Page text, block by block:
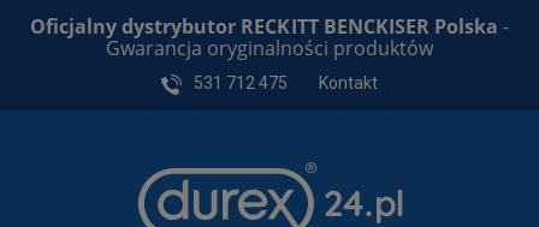
Oficjalny dystrybutor RECKITT BENCKISER Polska -
Gwarancja oryginalności produktów
531 712 475 Kontakt